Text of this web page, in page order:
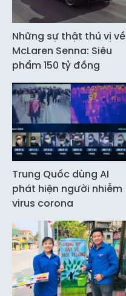
Những sự thật thú vị về
McLaren Senna: Siêu
phẩm 150 tỷ đồng
Trung Quốc dùng AI
phát hiện người nhiễm
virus corona